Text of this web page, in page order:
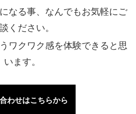
なる事、なんでもお気軽にご
ください。
ワクワク感を体験できると思
います。
わせはこちらから